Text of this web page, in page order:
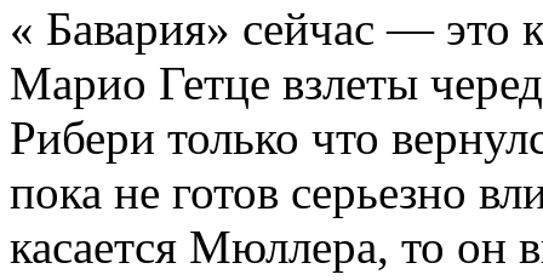
« Бавария» сейчас — это
Марио Гетце взлеты
Рибери только что
пока не готов серьезно
касается Мюллера, то он